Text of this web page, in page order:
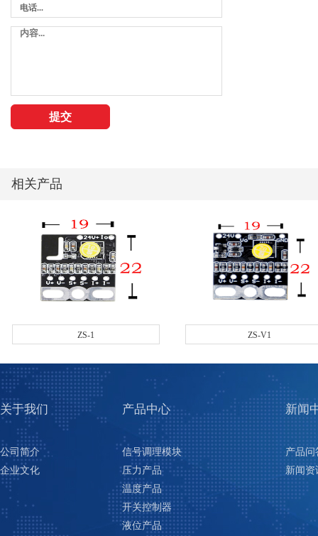
相关产品
ZS-1 ZS-V1
关于我们
公司简介
企业文化
产品中心
信号调理模块
压力产品
温度产品
开关控制器
液位产品
新闻
产品问
新闻资